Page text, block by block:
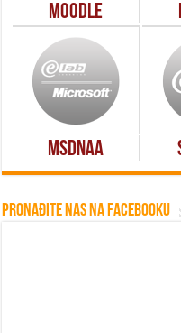
Moodle
MSDNAA
Pronađite nas na Facebooku